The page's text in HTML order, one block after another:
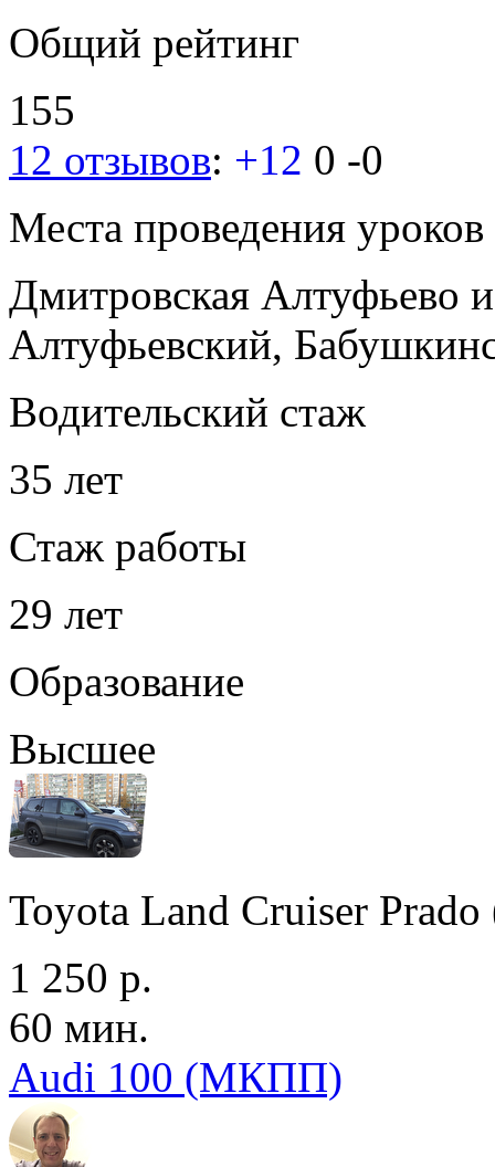
Общий рейтинг
155
12 отзывов: +12 0 -0
Места проведения уроков
Дмитровская Алтуфьево
Алтуфьевский,
Водительский стаж
35 лет
Стаж работы
29 лет
Образование
Высшее
Toyota Land Cruiser
1 250 р.
60 мин.
Audi 100 (МКПП)